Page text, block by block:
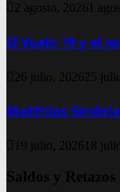
2 agosto, 2026 1
El Vuelo 19 y el
26 julio, 2026 25
Matthias
19 julio, 2026 18
Saldos y Retazos